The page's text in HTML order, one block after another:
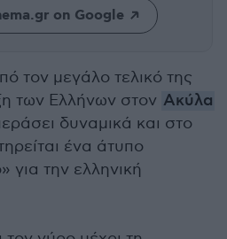
on Google
τον μεγάλο τελικό της
των Ελλήνων στον Ακύλα
δυναμικά και στο
ένα άτυπο
για την ελληνική